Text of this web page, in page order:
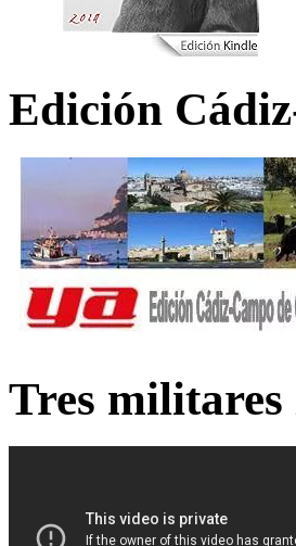
Edición
Tres